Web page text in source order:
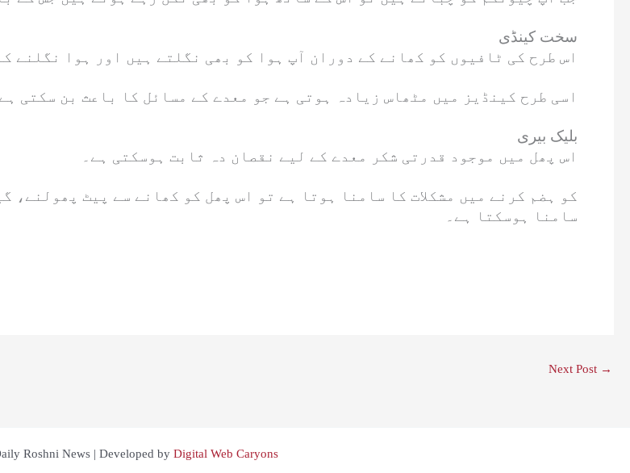
سخت کینڈی
اس طرح کی ٹافیوں کو کھانے کے دوران آپ ہوا کو بھی نگلتے ہیں اور ہوا نگلنے
اسی طرح کینڈیز میں مٹھاس زیادہ ہوتی ہے جو معدے کے مسائل کا باعث بن سکتی
بلیک بیری
اس پھل میں موجود قدرتی شکر معدے کے لیے نقصان دہ ثابت ہوسکتی ہے۔
سامنا ہوسکتا ہے۔
Next Post →
Roshni News | Developed by Digital Web Caryons